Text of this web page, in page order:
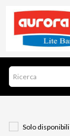
Solo disponibili